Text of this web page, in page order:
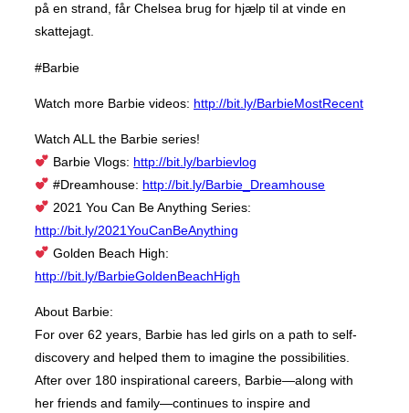
på en strand, får Chelsea brug for hjælp til at vinde en
skattejagt.
#Barbie
Watch more Barbie videos: http://bit.ly/BarbieMostRecent
Watch ALL the Barbie series!
Barbie Vlogs: http://bit.ly/barbievlog
#Dreamhouse: http://bit.ly/Barbie_Dreamhouse
2021 You Can Be Anything Series:
http://bit.ly/2021YouCanBeAnything
Golden Beach High:
http://bit.ly/BarbieGoldenBeachHigh
About Barbie:
For over 62 years, Barbie has led girls on a path to self-
discovery and helped them to imagine the possibilities.
After over 180 inspirational careers, Barbie—along with
her friends and family—continues to inspire and